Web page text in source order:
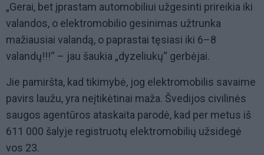
„Gerai, bet įprastam automobiliui užgesinti prireikia iki
valandos, o elektromobilio gesinimas užtrunka
mažiausiai valandą, o paprastai tęsiasi iki 6–8
valandų!!!“ – jau šaukia „dyzeliukų“ gerbėjai.
Jie pamiršta, kad tikimybė, jog elektromobilis savaime
pavirs laužu, yra neįtikėtinai maža. Švedijos civilinės
saugos agentūros ataskaita parodė, kad per metus iš
611 000 šalyje registruotų elektromobilių užsidegė
vos 23.